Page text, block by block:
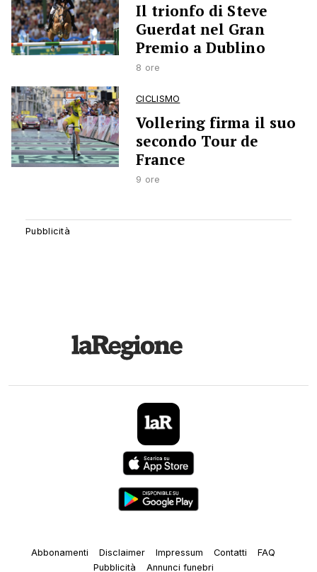
Il trionfo di Steve
Guerdat nel Gran
Premio a Dublino
8 ore
CICLISMO
Vollering firma il suo
secondo Tour de
France
9 ore
Abbonamenti Disclaimer Impressum Contatti
FAQ
Pubblicità
Annunci funebri